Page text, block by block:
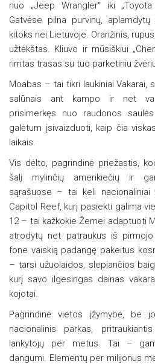
nuo „Jeep Wrangler“ iki
Gatvėse pilna purvinų,
kitoks nei Lietuvoje. Oranžinis,
užtėkštas. Kliuvo ir mūsiškiui
rimtas trasas su tuo parketiniu
Moabas – tai tikri laukiniai Vakarai,
salūnais ant kampo ir net
prisimerkęs nuo raudonos
galėtum įsivaizduoti, kaip čia
laikais.
Vis dėlto, pagrindinė priežastis,
šalį mylinčių amerikiečių ir
sąrašuose – tai keli nacionaliniai
Capitol Reef, kurį pasiekti galima
12 – tai kažkokie Žemei adaptuoti
atrodytų net patraukus iš
fone vaiskią padangę pakeitus
– tarsi užuolaidos, slepiančios
kurį savo ilgesingas dainas
kojotai.
Pagrindinė vietos įžymybė, be
nacionalinis parkas,
lankytojų per metus. Tai –
dangumi. Elementų per milijonus